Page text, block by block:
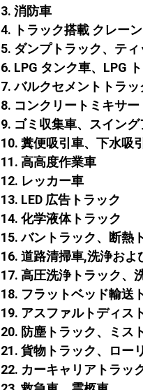
3. 消防車
4. トラック搭載 クレーン
5. ダンプトラック、テ
6. LPG タンク車、LPG
7. バルクセメントトラッ
8. コンクリートミキサー
9. ゴミ収集車、スイン
10. 糞便吸引車、下水吸
11. 高高度作業車
12. レッカー車
13. LED 広告トラック
14. 化学液体トラック
15. バントラック、断熱
16. 道路清掃車,洗浄およ
17. 高圧洗浄トラック、
18. フラットベッド輸送
19. アスファルトディス
20. 防塵トラック、ミス
21. 貨物トラック、ロー
22. カーキャリアトラッ